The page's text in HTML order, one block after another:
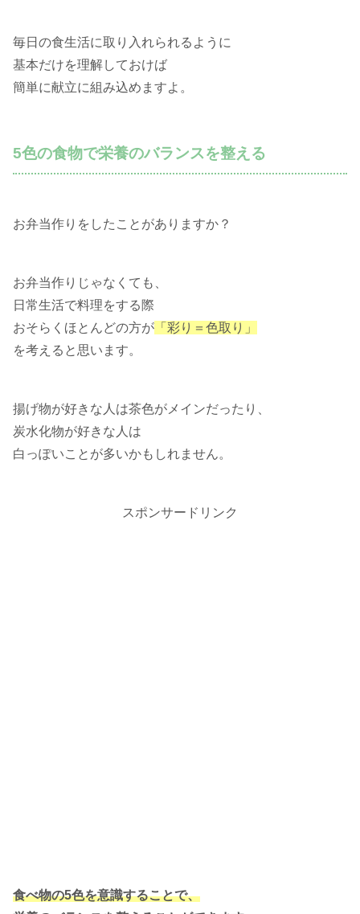
毎日の食生活に取り入れられるように
基本だけを理解しておけば
簡単に献立に組み込めますよ。
5色の食物で栄養のバランスを整える
お弁当作りをしたことがありますか？
お弁当作りじゃなくても、
日常生活で料理をする際
おそらくほとんどの方が 「彩り＝色取り」
を考えると思います。
揚げ物が好きな人は茶色がメインだったり、
炭水化物が好きな人は
白っぽいことが多いかもしれません。
スポンサードリンク
食べ物の5色を意識することで、